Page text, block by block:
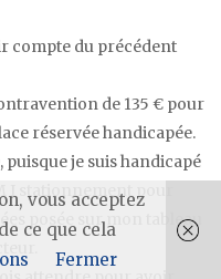
compte du précédent
de 135 € pour
réservée handicapée.
puisque je suis handicapé
I stationnement pour
posée sur mon tableau
vous acceptez
ce que cela
Fermer